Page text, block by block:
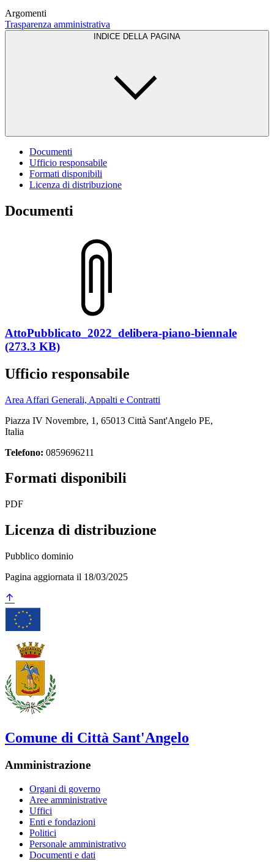
Argomenti
Trasparenza amministrativa
INDICE DELLA PAGINA
Documenti
Ufficio responsabile
Formati disponibili
Licenza di distribuzione
Documenti
AttoPubblicato_2022_delibera-piano-biennale
(273.3 KB)
Ufficio responsabile
Area Affari Generali, Appalti e Contratti
Piazza IV Novembre, 1, 65013 Città Sant'Angelo PE,
Italia
Telefono: 0859696211
Formati disponibili
PDF
Licenza di distribuzione
Pubblico dominio
Pagina aggiornata il 18/03/2025
Comune di Città Sant'Angelo
Amministrazione
Organi di governo
Aree amministrative
Uffici
Enti e fondazioni
Politici
Personale amministrativo
Documenti e dati